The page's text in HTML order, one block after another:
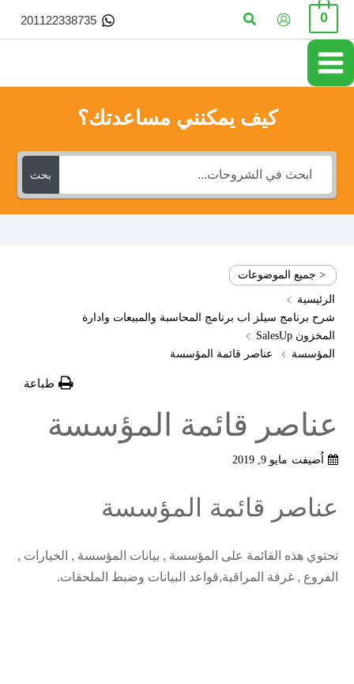
0 البحث 201122338735
كيف يمكنني مساعدتك؟
بحث
< جميع الموضوعات
الرئيسية
شرح برنامج سيلز اب برنامج المحاسبة والمبيعات وادارة
المخزون SalesUp
المؤسسة
عناصر قائمة المؤسسة
طباعة
عناصر قائمة المؤسسة
اُضيفت مايو 9, 2019
عناصر قائمة المؤسسة
تحتوي هذه القائمة على المؤسسة , بيانات المؤسسة , الخيارات ,
الفروع , غرفة المراقبة,قواعد البيانات وضبط الملحقات.